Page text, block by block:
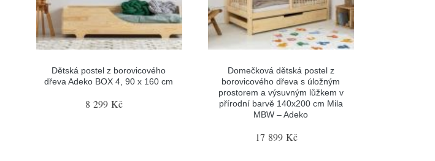
Dětská postel z borovicového
dřeva Adeko BOX 4, 90 x 160 cm
8 299 Kč
Domečková dětská postel z
borovicového dřeva s úložným
prostorem a výsuvným lůžkem v
přírodní barvě 140x200 cm Mila
MBW – Adeko
17 899 Kč